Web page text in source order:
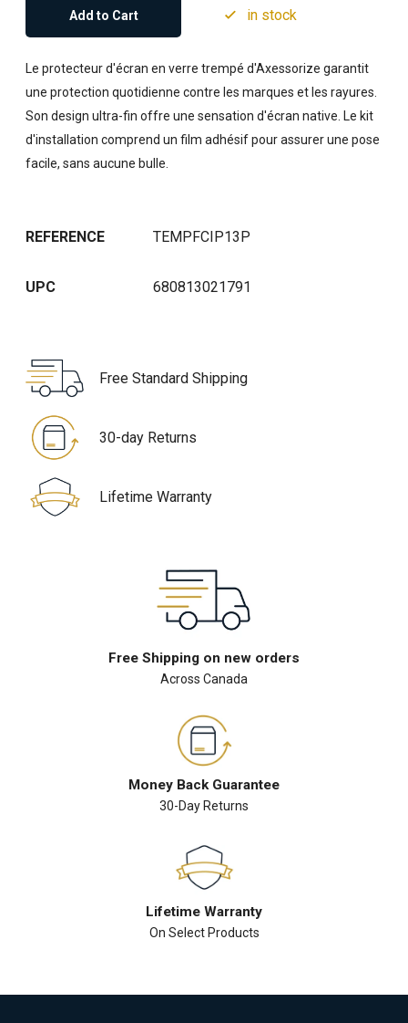
Add to Cart in stock
Le protecteur d'écran en verre trempé d'Axessorize garantit
une protection quotidienne contre les marques et les rayures.
Son design ultra-fin offre une sensation d'écran native. Le kit
d'installation comprend un film adhésif pour assurer une pose
facile, sans aucune bulle.
REFERENCE TEMPFCIP13P
UPC 680813021791
Free Standard Shipping
30-day Returns
Lifetime Warranty
Free Shipping on new orders
Across Canada
Money Back Guarantee
30-Day Returns
Lifetime Warranty
On Select Products